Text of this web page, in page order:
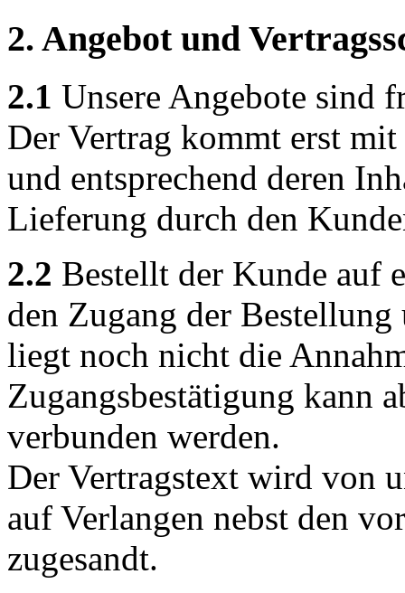
2. Angebot und
2.1 Unsere Angebote sind
Der Vertrag kommt erst
und entsprechend deren
Lieferung durch den
2.2 Bestellt der Kunde auf
den Zugang der
liegt noch nicht die
Zugangsbestätigung kann
verbunden werden.
Der Vertragstext wird von
auf Verlangen nebst den
zugesandt.